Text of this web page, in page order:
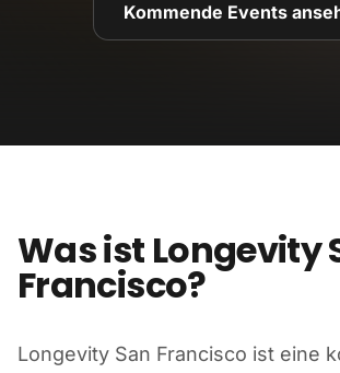
Kommende Events
Was ist Longevity
Francisco?
Longevity San Francisco ist eine